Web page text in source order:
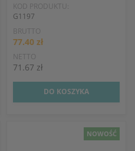
KOD PRODUKTU:
G1197
BRUTTO
77.40 zł
NETTO
71.67 zł
DO KOSZYKA
NOWOŚĆ